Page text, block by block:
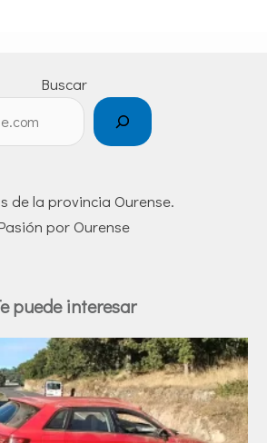
Buscar
de la provincia Ourense.
por Ourense
puede interesar